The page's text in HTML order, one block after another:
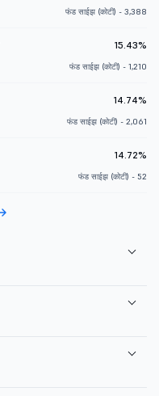
फंड साईझ (कोटी) - 3,388
15.43%
फंड साईझ (कोटी) - 1,210
14.74%
फंड साईझ (कोटी) - 2,061
14.72%
फंड साईझ (कोटी) - 52